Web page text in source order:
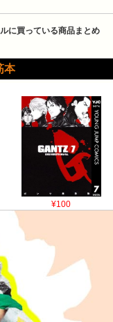
に買っている商品まとめ
本
¥100